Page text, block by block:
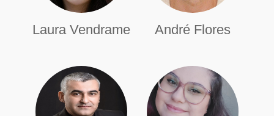
Laura Vendrame André Flores